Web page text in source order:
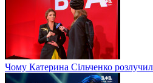
Чому Катерина Сільченко